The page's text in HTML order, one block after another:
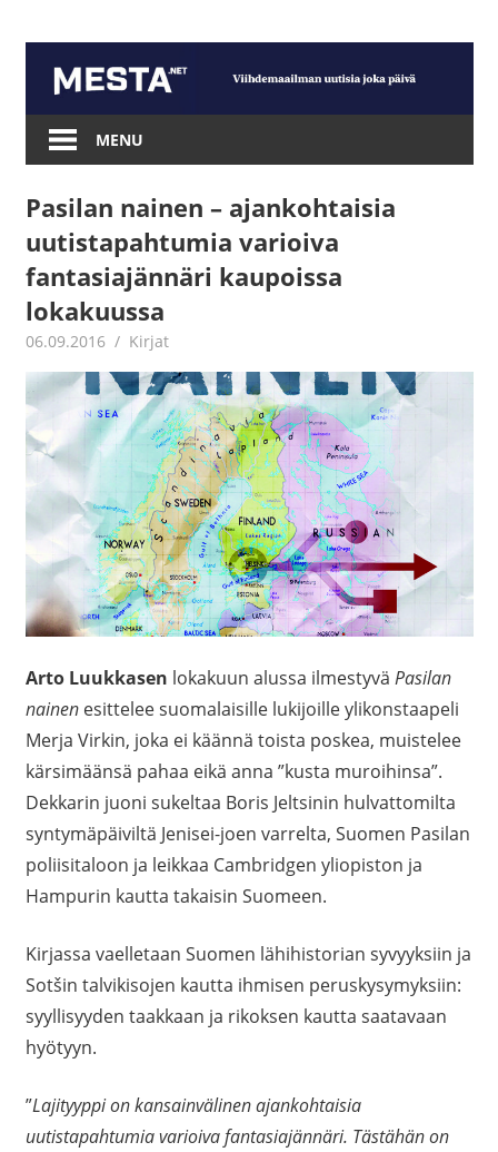
content
Mesta.net
MENU
Pasilan nainen – ajankohtaisia
uutistapahtumia varioiva
fantasiajännäri kaupoissa
lokakuussa
06.09.2016 Juha Kaunisto
Kirjat
Arto Luukkasen lokakuun alussa ilmestyvä Pasilan
nainenesittelee suomalaisille lukijoille ylikonstaapeli
Merja Virkin, joka ei käännä toista poskea, muistelee
kärsimäänsä pahaa eikä anna ”kusta muroihinsa”.
Dekkarin juoni sukeltaa Boris Jeltsinin hulvattomilta
syntymäpäiviltä Jenisei-joen varrelta, Suomen Pasilan
poliisitaloon ja leikkaa Cambridgen yliopiston ja
Hampurin kautta takaisin Suomeen.
Kirjassa vaelletaan Suomen lähihistorian syvyyksiin ja
Sotšin talvikisojen kautta ihmisen peruskysymyksiin:
syyllisyyden taakkaan ja rikoksen kautta saatavaan
hyötyyn.
”Lajityyppi on kansainvälinen ajankohtaisia
uutistapahtumia varioiva fantasiajännäri. Tästähän on